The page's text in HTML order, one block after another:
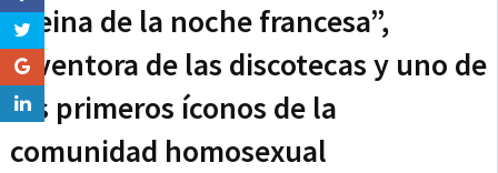
“reina de la noche francesa”,
inventora de las discotecas y uno de
los primeros íconos de la
comunidad homosexual